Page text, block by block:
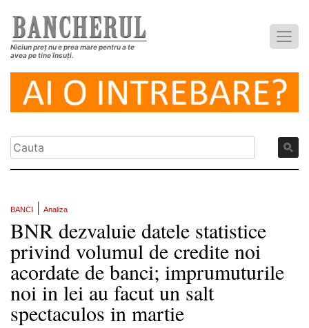
Niciun preț nu e prea mare pentru a te
avea pe tine însuți.
BANCI Analiza
BNR dezvaluie datele statistice
privind volumul de credite noi
acordate de banci; imprumuturile
noi in lei au facut un salt
spectaculos in martie